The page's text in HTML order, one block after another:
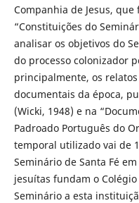
Companhia de Jesus,
“Constituições do
analisar os objetivos do
do processo colonizador
principalmente, os
documentais da época,
(Wicki, 1948) e na
Padroado Português do
temporal utilizado vai de
Seminário de Santa Fé
jesuítas fundam o
Seminário a esta